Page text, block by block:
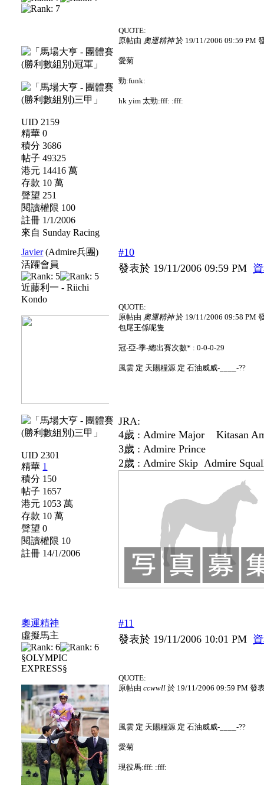
UID 2159
精華 0
積分 3686
帖子 49325
港元 14416 萬
存款 10 萬
聲望 251
閱讀權限 100
註冊 1/1/2006
來自 Sunday Racing
QUOTE:
原帖由 奧運精神於 19/11/2006 09:59 PM
愛菊
勁:funk:
hk yim 太勁:fff: :fff:
Javier (Admire兵團)
活躍會員
近藤利一 - Riichi
Kondo
UID 2301
精華 1
積分 150
帖子 1657
港元 1053 萬
存款 10 萬
聲望 0
閱讀權限 10
註冊 14/1/2006
#10
發表於 19/11/2006 09:59 PM
QUOTE:
原帖由 奧運精神於 19/11/2006 09:58 PM
包尾王係呢隻
冠-亞-季-總出賽次數* : 0-0-0-29
風雲 定 天賜糧源 定 石油威威-____-??
JRA:
4歲 : Admire Major Kitasan
3歲 : Admire Prince
2歲 : Admire Skip Admire
奧運精神
虛擬馬主
§OLYMPIC
EXPRESS§
#11
發表於 19/11/2006 10:01 PM
QUOTE:
原帖由ccwwll 於 19/11/2006 09:59 PM 發
風雲 定 天賜糧源 定 石油威威-____-??
愛菊
現役馬:fff: :fff: